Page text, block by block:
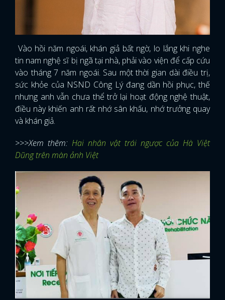
Vào hồi năm ngoái, khán giả bất ngờ, lo lắng khi nghe
tin nam nghệ sĩ bị ngã tại nhà, phải vào viện để cấp cứu
vào tháng 7 năm ngoái. Sau một thời gian dài điều trị,
sức khỏe của NSND Công Lý đang dần hồi phục, thế
nhưng anh vẫn chưa thể trở lại hoạt động nghệ thuật,
điều này khiến anh rất nhớ sân khấu, nhớ trưởng quay
và khán giả.
>>>Xem thêm: Hai nhân vật trái ngược của Hà Việt
Dũng trên màn ảnh Việt